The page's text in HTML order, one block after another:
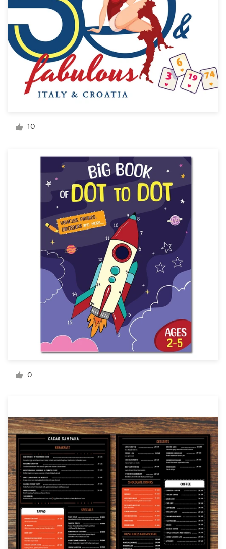
10
0
99designs Pro
Obtenga
diseño
Tarjeta de presentación
Diseño de páginas web
Guía de la marca
Explorar todas las categorías
+1 877 513 9415
Centro de ayuda
Recursos
Blog